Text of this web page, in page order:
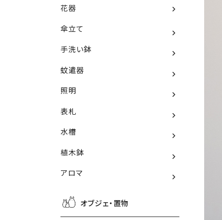
花器
傘立て
手洗い鉢
蚊遣器
照明
表札
水槽
植木鉢
アロマ
オブジェ・置物